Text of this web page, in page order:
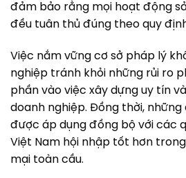
đảm bảo rằng mọi hoạt động
đều tuân thủ đúng theo quy
Việc nắm vững cơ sở pháp lý
nghiệp tránh khỏi những rủi ro
phần vào việc xây dựng uy tín
doanh nghiệp. Đồng thời, những
được áp dụng đồng bộ với các
Việt Nam hội nhập tốt hơn
mại toàn cầu.